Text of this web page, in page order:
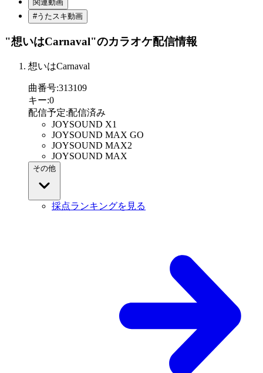
関連動画
#うたスキ動画
"想いはCarnaval"のカラオケ配信情報
想いはCarnaval
曲番号:313109
キー:0
配信予定:配信済み
JOYSOUND X1
JOYSOUND MAX GO
JOYSOUND MAX2
JOYSOUND MAX
その他
採点ランキングを見る